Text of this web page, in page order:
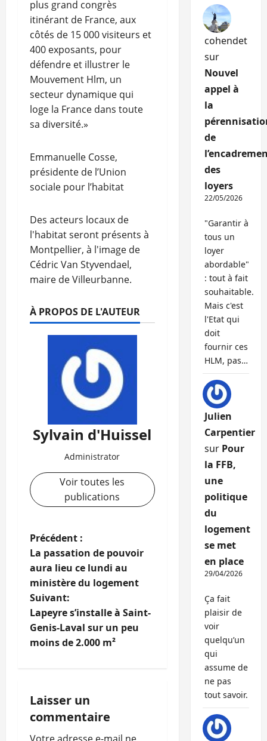
plus grand congrès
itinérant de France, aux
côtés de 15 000 visiteurs et
400 exposants, pour
défendre et illustrer le
Mouvement Hlm, un
secteur dynamique qui
loge la France dans toute
sa diversité.»
Emmanuelle Cosse,
présidente de l’Union
sociale pour l’habitat
Des acteurs locaux de
l'habitat seront présents à
Montpellier, à l'image de
Cédric Van Styvendael,
maire de Villeurbanne.
À PROPOS DE L'AUTEUR
Sylvain d'Huissel
Administrator
Voir toutes les
publications
N
a
v
i
g
t
i
Précédent :
La passation de pouvoir
aura lieu ce lundi au
ministère du logement
Suivant:
Lapeyre s’installe à Saint-
Genis-Laval sur un peu
moins de 2.000 m²
Laisser un
commentaire
cohendet
sur
Nouvel
appel à
la
de
des
loyers
22/05/2026
"Garantir à
tous un
loyer
abordable"
: tout à fait
souhaitable.
Mais c'est
l'Etat qui
doit
fournir ces
HLM, pas…
Julien
Carpentier
sur Pour
la FFB,
une
politique
du
logement
se met
en place
29/04/2026
Ça fait
plaisir de
voir
quelqu’un
qui
assume de
ne pas
tout savoir.